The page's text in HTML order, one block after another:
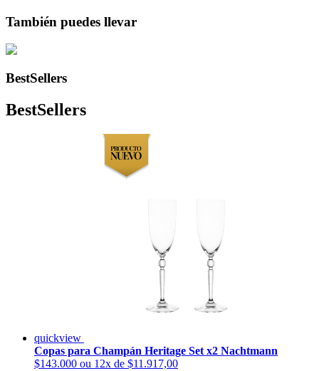
También puedes llevar
BestSellers
BestSellers
quickview
Copas para Champán Heritage Set x2 Nachtmann
$143.000 ou 12x de $11.917,00